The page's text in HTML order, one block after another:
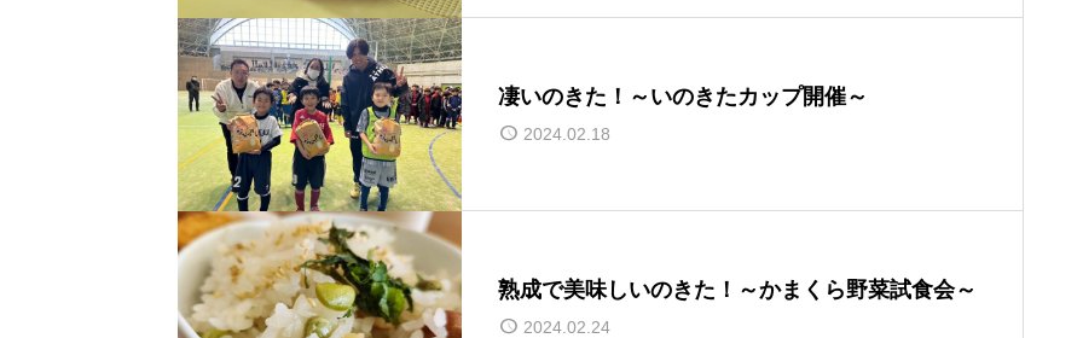
凄いのきた！～いのきたカップ開催～
2024.02.18
熟成で美味しいのきた！～かまくら野菜試食会～
2024.02.24